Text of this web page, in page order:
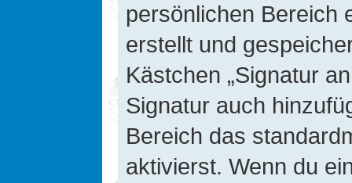
persönlichen Bereich
erstellt und
Kästchen „Signatur
Signatur auch
Bereich das
aktivierst. Wenn du